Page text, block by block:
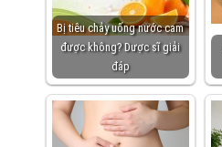
Bị tiêu chảy uống nước cam
được không? Dược sĩ giải
đáp